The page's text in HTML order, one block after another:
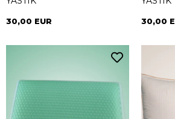
30,00 EUR 30,00